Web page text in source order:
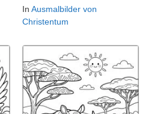
In Ausmalbilder von
Christentum